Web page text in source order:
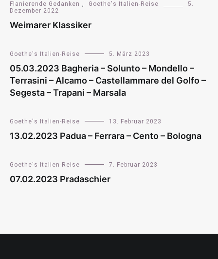
Flanierende Gedanken , Goethe's Italien-Reise
5.
Dezember 2022
Weimarer Klassiker
Goethe's Italien-Reise 5. März 2023
05.03.2023 Bagheria – Solunto – Mondello –
Terrasini – Alcamo – Castellammare del Golfo –
Segesta – Trapani – Marsala
Goethe's Italien-Reise 13. Februar 2023
13.02.2023 Padua – Ferrara – Cento – Bologna
Goethe's Italien-Reise 7. Februar 2023
07.02.2023 Pradaschier